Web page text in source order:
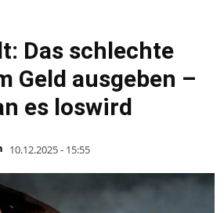
Das schlechte
Geld ausgeben –
es loswird
10.12.2025 - 15:55